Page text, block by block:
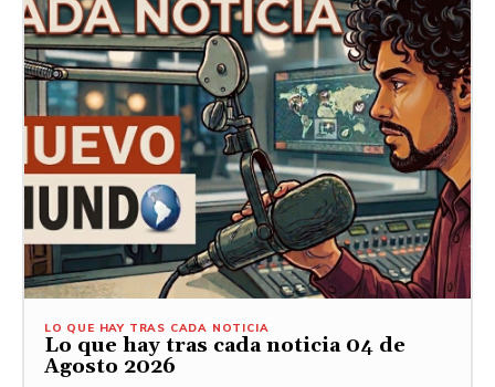
LO QUE HAY TRAS CADA NOTICIA
Lo que hay tras cada noticia 04 de
Agosto 2026